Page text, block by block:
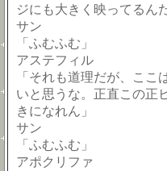
ジにも大きく映ってるん
サン
「ふむふむ」
アステフィル
「それも道理だが、こ
いと思うな。正直この正
きになれん」
サン
「ふむふむ」
アポクリファ